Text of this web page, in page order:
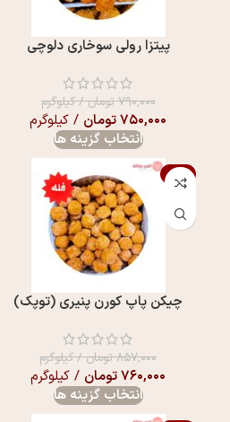
پیتزا رولی سوخاری دلوچی
۷۹۰,۰۰۰تومان/ کیلوگرم
۷۵۰,۰۰۰تومان / کیلوگرم
انتخاب گزینه ها
-11%
چیکن پاپ کورن پنیری (توپک)
۸۵۷,۰۰۰تومان/ کیلوگرم
۷۶۰,۰۰۰تومان / کیلوگرم
انتخاب گزینه ها